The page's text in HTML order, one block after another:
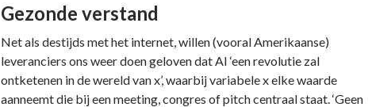
Gezonde verstand
Net als destijds met het internet, willen (vooral Amerikaanse)
leveranciers ons weer doen geloven dat AI ‘een revolutie zal
ontketenen in de wereld van x’, waarbij variabele x elke waarde
aanneemt die bij een meeting, congres of pitch centraal staat. ‘Geen